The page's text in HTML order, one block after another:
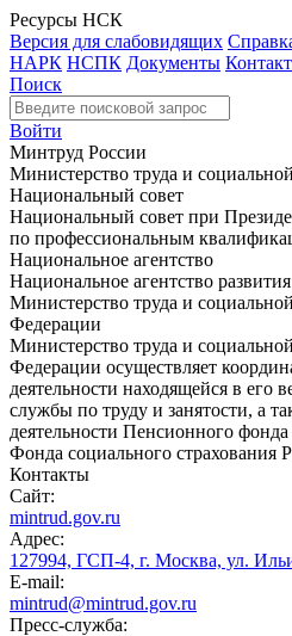
Ресурсы НСК
Версия для слабовидящих
НАРК НСПК Документы
Поиск
Войти
Минтруд России
Министерство труда и
Национальный совет
Национальный совет при
по профессиональным
Национальное агентство
Национальное агентство
Министерство труда и
Федерации
Министерство труда и
Федерации осуществляет
деятельности находящейся в его
службы по труду и занятости, а
деятельности Пенсионного
Фонда социального страхования
Контакты
Сайт:
mintrud.gov.ru
Адрес:
127994, ГСП-4, г. Москва, ул.
E-mail:
mintrud@mintrud.gov.ru
Пресс-служба: